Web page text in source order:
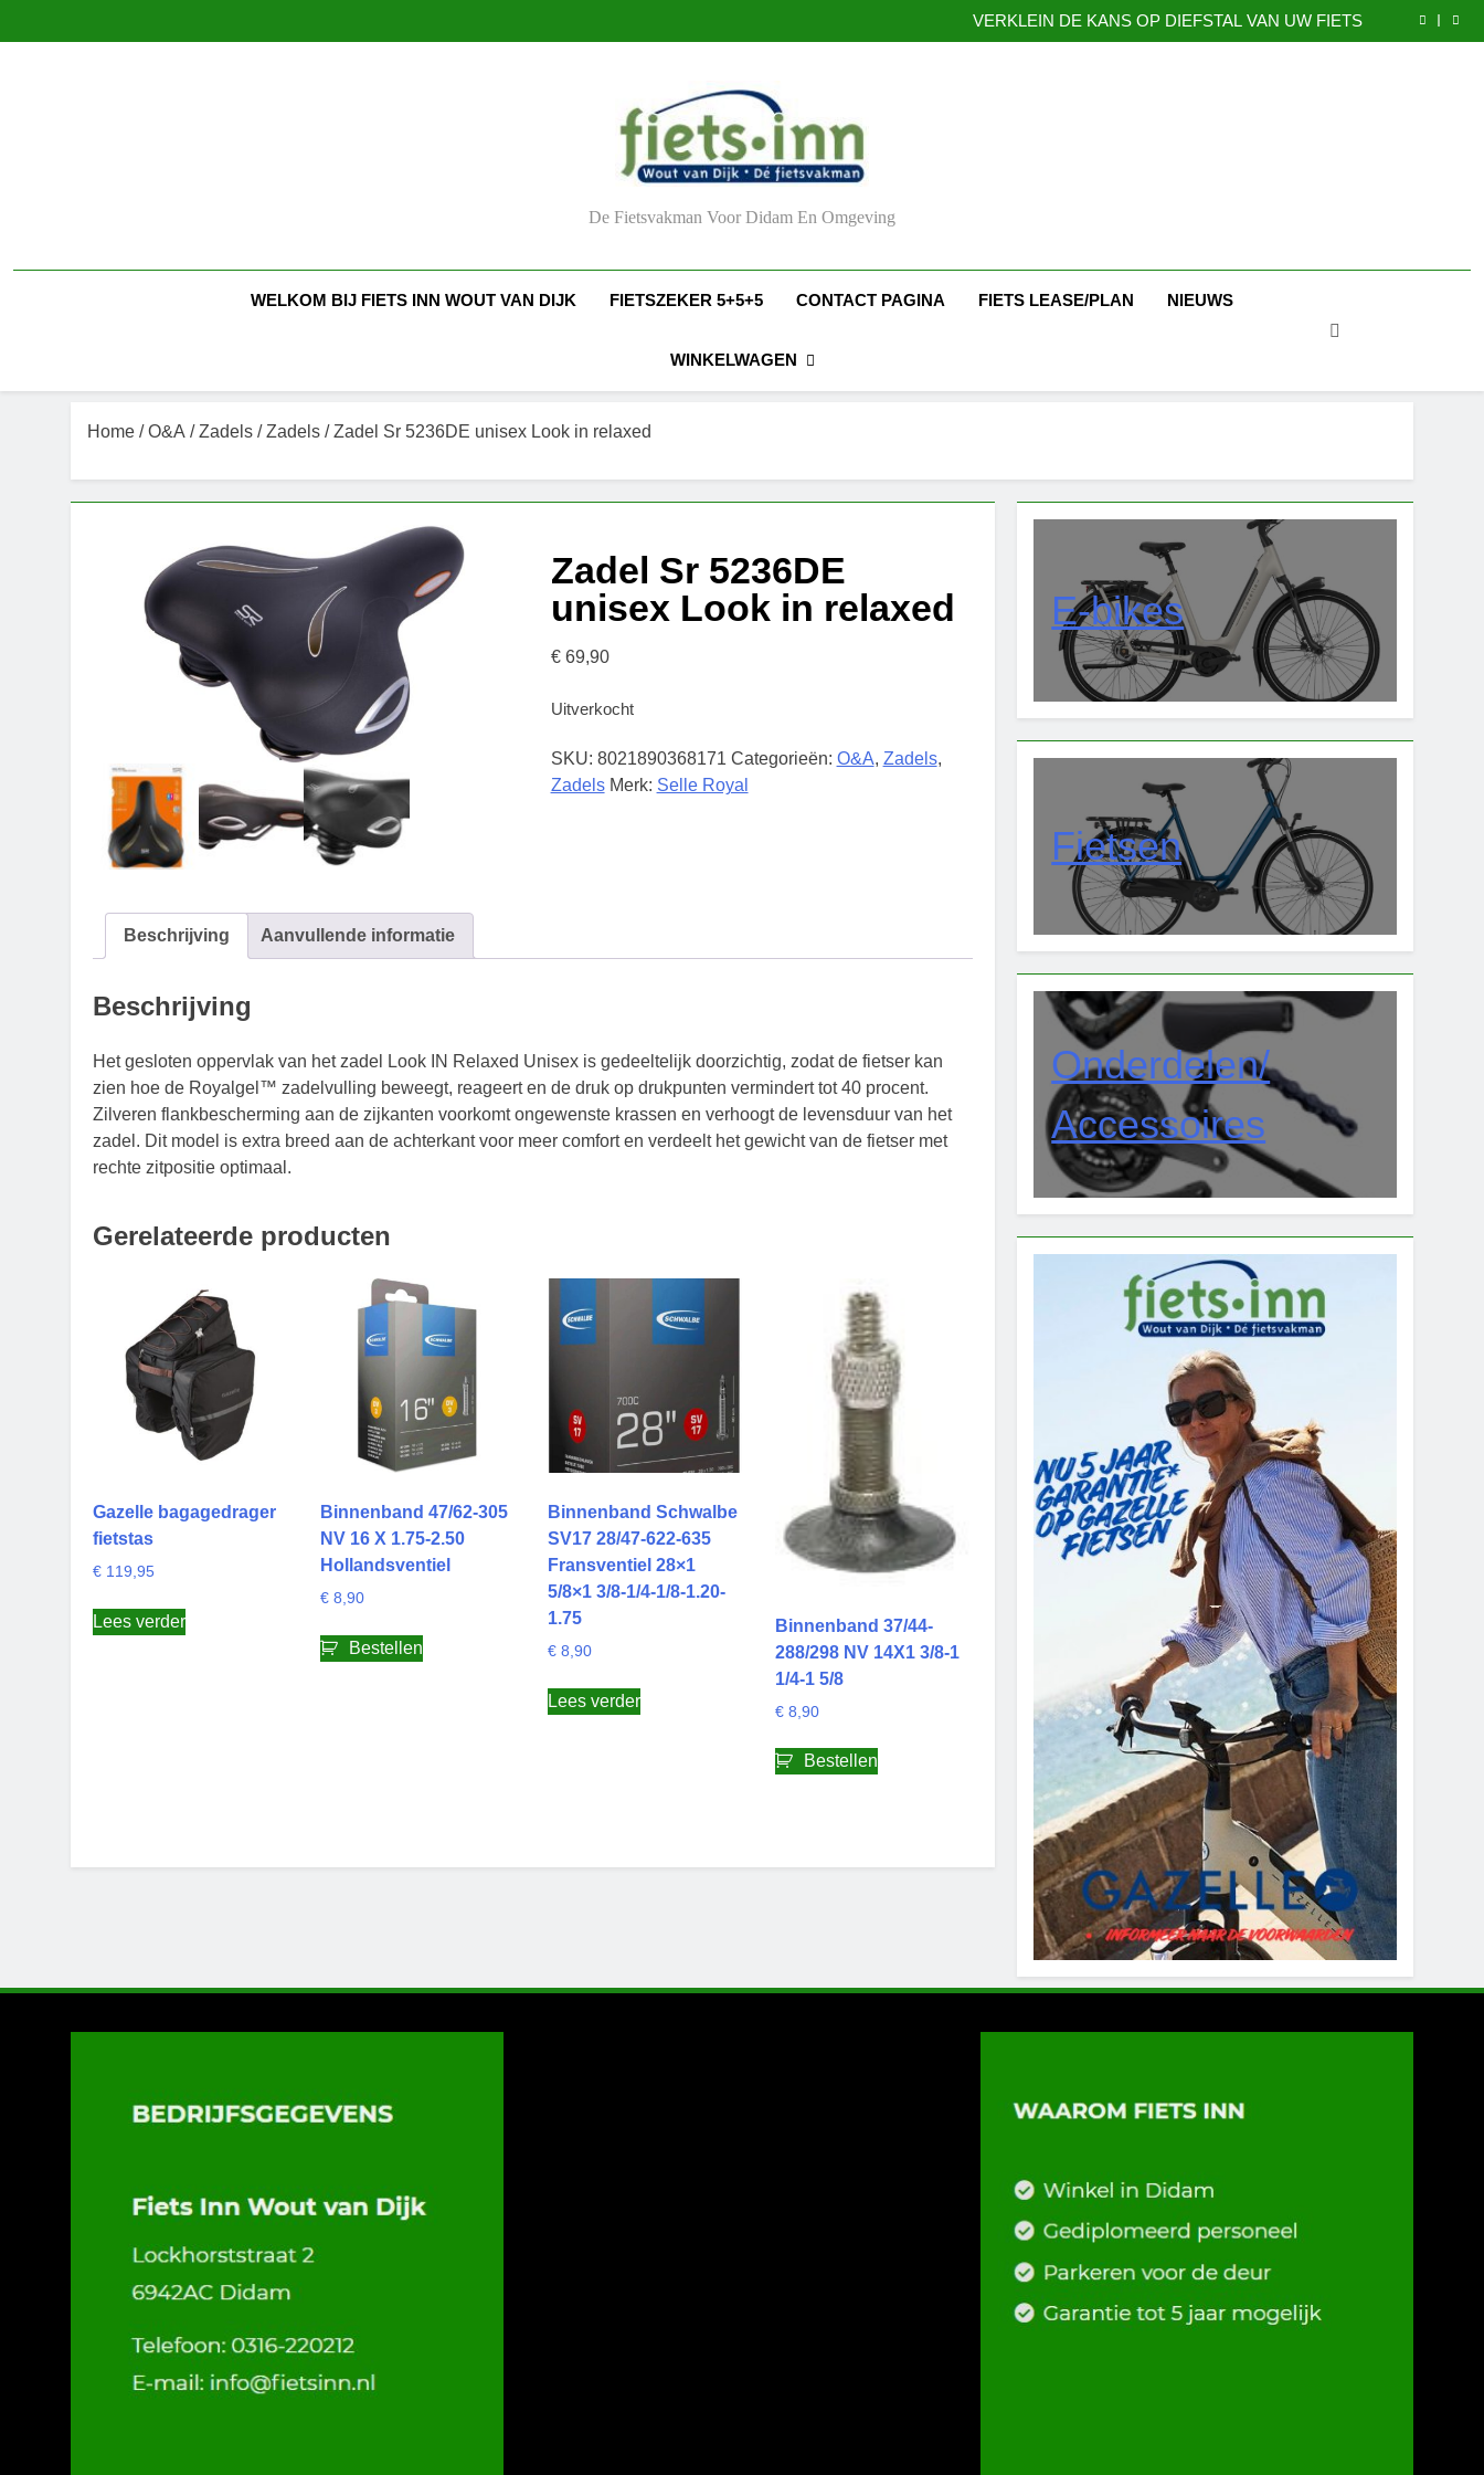
naar
VERKLEIN DE KANS OP DIEFSTAL VAN UW FIETS
CADEAUBONNEN
De Fietsvakman Voor Didam En Omgeving
WELKOM BIJ FIETS INN WOUT VAN DIJK FIETSZEKER 5+5+5 CONTACT PAGINA FIETS LEASE/PLAN NIEUWS
WINKELWAGEN
Home /O&A /Zadels /Zadels / Zadel Sr 5236DE unisex Look in relaxed
Zadel Sr 5236DE
unisex Look in relaxed
€69,90
Uitverkocht
SKU: 8021890368171 Categorieën: O&A, Zadels,
Zadels Merk: Selle Royal
Beschrijving Aanvullende informatie
Beschrijving
Het gesloten oppervlak van het zadel Look IN Relaxed Unisex is gedeeltelijk doorzichtig, zodat de fietser kan
zien hoe de Royalgel™ zadelvulling beweegt, reageert en de druk op drukpunten vermindert tot 40 procent.
Zilveren flankbescherming aan de zijkanten voorkomt ongewenste krassen en verhoogt de levensduur van het
zadel. Dit model is extra breed aan de achterkant voor meer comfort en verdeelt het gewicht van de fietser met
rechte zitpositie optimaal.
Gerelateerde producten
Gazelle bagagedrager
fietstas
€ 119,95
Lees verder
Binnenband 47/62-305
NV 16 X 1.75-2.50
Hollandsventiel
€ 8,90
Bestellen
Binnenband Schwalbe
SV17 28/47-622-635
Fransventiel 28×1
5/8×1 3/8-1/4-1/8-1.20-
1.75
€ 8,90
Lees verder
Binnenband 37/44-
288/298 NV 14X1 3/8-1
1/4-1 5/8
€ 8,90
Bestellen
E-bikes
Fietsen
Onderdelen/
Accessoires